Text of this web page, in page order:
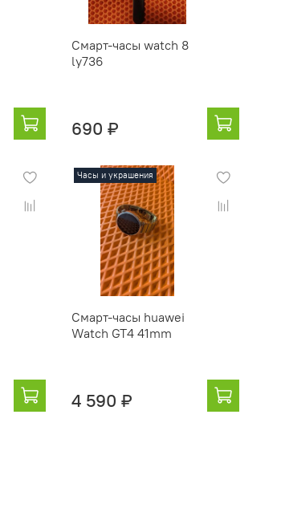
Смарт-часы watch 8
ly736
690 ₽
Часы и украшения
Смарт-часы huawei
Watch GT4 41mm
4 590 ₽